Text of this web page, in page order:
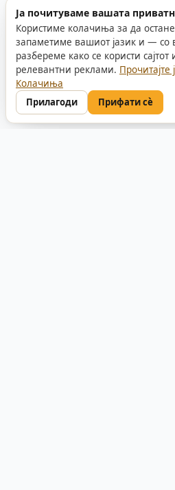
Ја почитуваме вашата
Користиме колачиња за да
запаметиме вашиот јазик и —
разбереме како се користи
релевантни реклами.
Колачиња
Прилагоди
Прифати сè